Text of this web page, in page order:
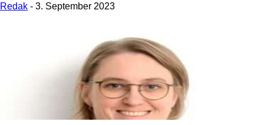
Redak - 3. September 2023